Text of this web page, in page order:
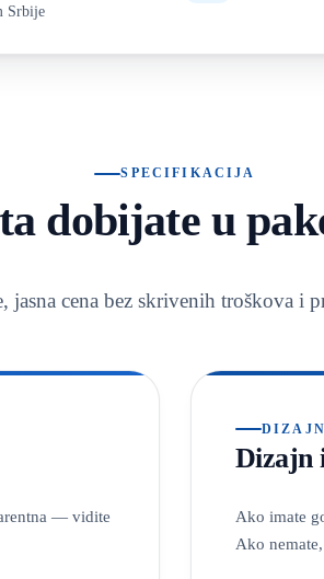
Srbije
SPECIFIKACIJA
dobijate u
jasna cena bez skrivenih troškova i
— vidite
Dizajn
Ako imate
Ako